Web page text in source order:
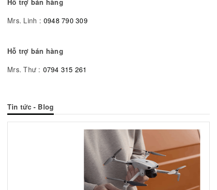
Hỗ trợ bán hàng
Mrs. Linh : 0948 790 309
Hỗ trợ bán hàng
Mrs. Thư : 0794 315 261
Tin tức - Blog